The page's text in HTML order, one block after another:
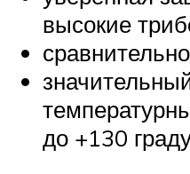
высокие
до +130